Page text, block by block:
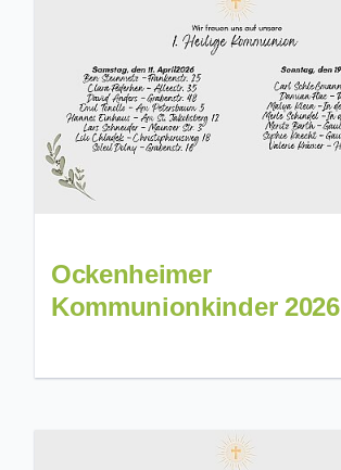
Ockenheimer
Kommunionkinder 2026